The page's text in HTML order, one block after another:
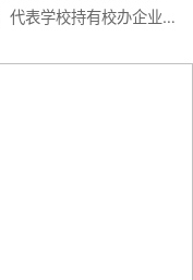
代表学校持有校办企业
招聘。